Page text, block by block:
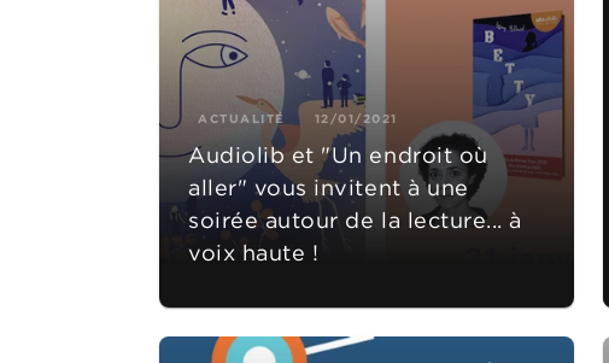
ACTUALITÉ 12/01/2021
Audiolib et "Un endroit où
aller" vous invitent à une
soirée autour de la lecture... à
voix haute !